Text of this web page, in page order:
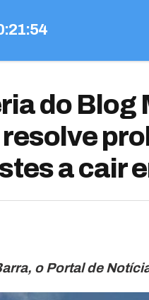
:21:55
do Blog
a cair
o Portal de